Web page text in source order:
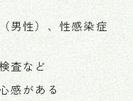
男性）、性感染症
査など
感がある